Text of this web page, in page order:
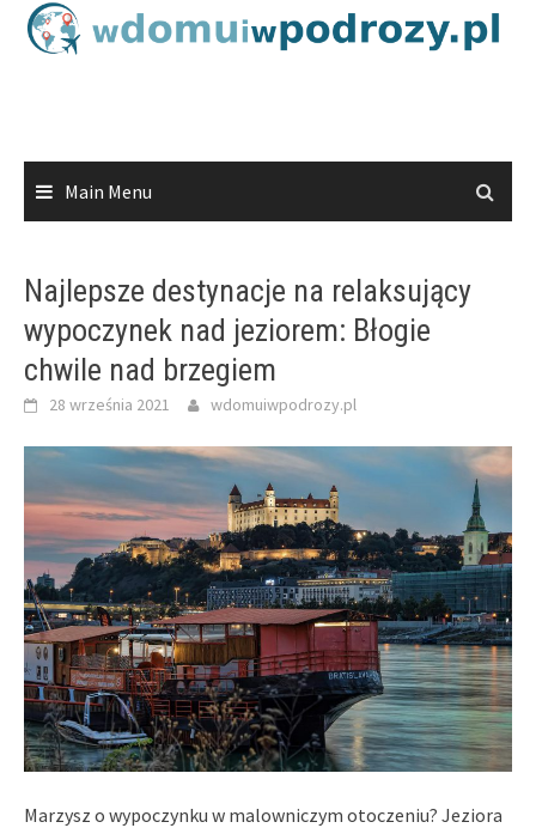
Skip
Main Menu
Najlepsze destynacje na relaksujący
wypoczynek nad jeziorem: Błogie
chwile nad brzegiem
28 września 2021 wdomuiwpodrozy.pl
Marzysz o wypoczynku w malowniczym otoczeniu? Jeziora